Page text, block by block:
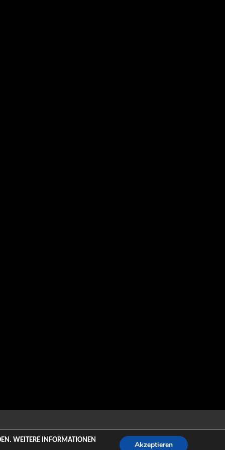
WEITERE INFORMATIONEN Akzeptieren